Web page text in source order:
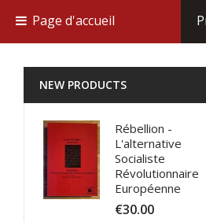
Page d'accueil
NEW PRODUCTS
Rébellion -
L'alternative
Socialiste
Révolutionnaire
Européenne
€30.00